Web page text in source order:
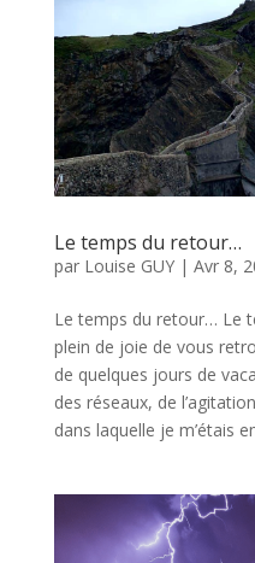
Le temps du retour…
par Louise GUY| Avr 8,
Le temps du retour… Le
plein de joie de vous
de quelques jours de
des réseaux, de
dans laquelle je m’étais